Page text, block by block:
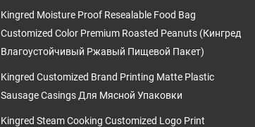
Kingred Moisture Proof Resealable Food Bag
Customized Color Premium Roasted Peanuts (Кингред
Влагоустойчивый Ржавый Пищевой Пакет)
Kingred Customized Brand Printing Matte Plastic
Sausage Casings Для Мясной Упаковки
Kingred Steam Cooking Customized Logo Print